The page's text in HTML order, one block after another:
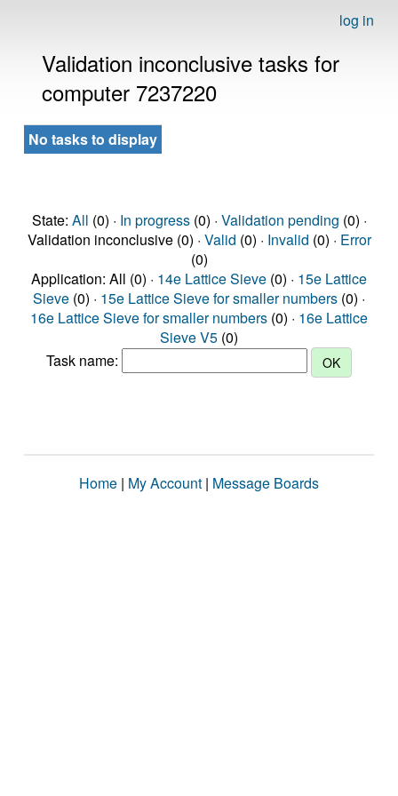
log in
Validation inconclusive tasks for
computer 7237220
No tasks to display
State: All (0) · In progress(0) · Validation pending (0) ·
Validation inconclusive (0) · Valid (0) · Invalid (0) · Error
(0)
Application: All (0) · 14e Lattice Sieve (0) · 15e Lattice
Sieve (0) · 15e Lattice Sieve for smaller numbers (0) ·
16e Lattice Sieve for smaller numbers (0) · 16e Lattice
Sieve V5 (0)
Task name:
Home | My Account | Message Boards